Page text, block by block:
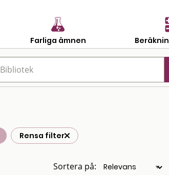
Farliga ämnen
Rensa filter
Sortera på: